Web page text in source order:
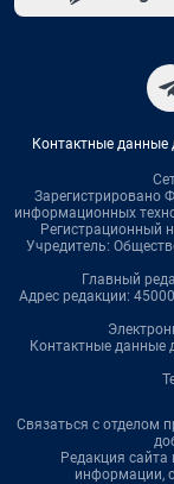
Контактные данные
Зарегистрировано
информационных
Регистрационный
Учредитель:
Главный
Адрес редакции:
Контактные данные
Связаться с отделом
Редакция сайта
информации,